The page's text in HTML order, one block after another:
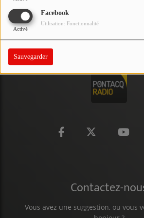
Facebook
Activé
Utilisation: Fonctionnalité
Sauvegarder
PARTICIPEZ
JEUX CONCOURS
RECRUTEMENT
VENEZ DANS LE PUBLIC !
Contactez-
Vous avez une suggestion, ou vous